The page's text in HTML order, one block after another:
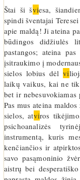
Štai ši šviesa,
spindi šventajai
apie maldą! Ji ateina
būdingos didžiulės
pastangos; ateina
įsitraukimo į
sielos lobius dėlvi
laikų vaikus, kai ne tik
bet ir
Pas mus ateina
sielos, atviros
psichoanalizės
instrumentą, kuris
kenčiančios ir
savo pasąmoninio
aistrų bei